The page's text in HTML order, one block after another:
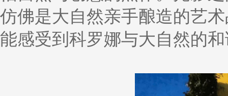
仿佛是大自然亲手酿造的艺
能感受到科罗娜与大自然的